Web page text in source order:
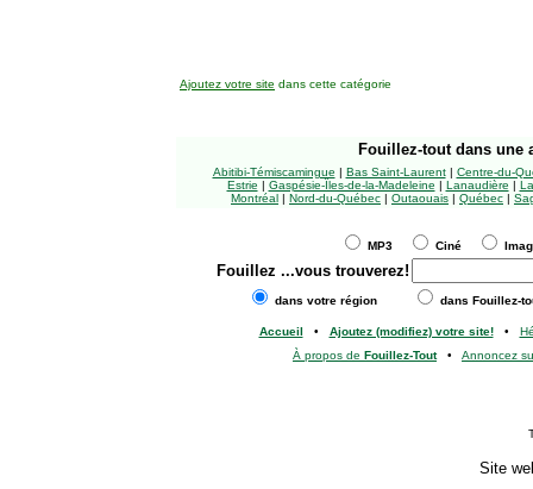
Ajoutez votre site dans cette catégorie
Fouillez-tout dans une
Abitibi-Témiscamingue | Bas Saint-Laurent| Centre-du-
Estrie | Gaspésie-Îles-de-la-Madeleine | Lanaudière |
Montréal | Nord-du-Québec | Outaouais | Québec |
MP3 Ciné
Fouillez ...vous trouverez!
dans votre région dans Fouillez-
Accueil • Ajoutez (modifiez) votre site!•
À propos de Fouillez-Tout• Annoncez
Site